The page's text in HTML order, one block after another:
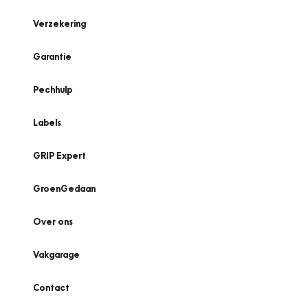
Verzekering
Garantie
Pechhulp
Labels
GRIP Expert
GroenGedaan
Over ons
Vakgarage
Contact